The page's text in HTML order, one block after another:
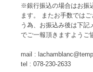
※銀行振込の場合はお振
ます。 またお手数では
う為、お振込み後は下記
でご一報頂きますようご
mail :
tel : 078-230-2633